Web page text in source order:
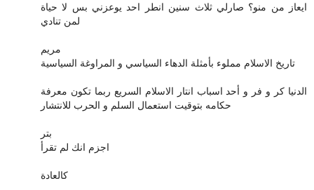
ايعاز من منو؟ صارلي ثلاث سنين انطر احد يوعزني بس لا حياة
لمن تنادي
مريم
تاريخ الاسلام مملوء بأمثلة الدهاء السياسي و المراوغة السياسية
الدنيا كر و فر و أحد اسباب انتار الاسلام السريع ربما تكون معرفة
حكامه بتوقيت استعمال السلم و الحرب للانتشار
بتر
اجزم انك لم تقرأ
كالعادة